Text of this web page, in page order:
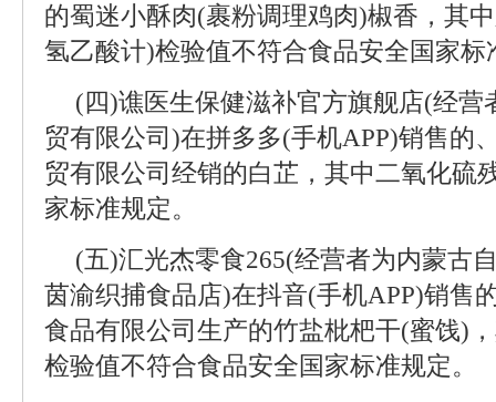
的蜀迷小酥肉(裹粉调理鸡肉)椒香，其
氢乙酸计)检验值不符合食品安全国家标
(四)谯医生保健滋补官方旗舰店(经营
贸有限公司)在拼多多(手机APP)销售的
贸有限公司经销的白芷，其中二氧化硫
家标准规定。
(五)汇光杰零食265(经营者为内蒙古
茵渝织捕食品店)在抖音(手机APP)销售
食品有限公司生产的竹盐枇杷干(蜜饯)
检验值不符合食品安全国家标准规定。